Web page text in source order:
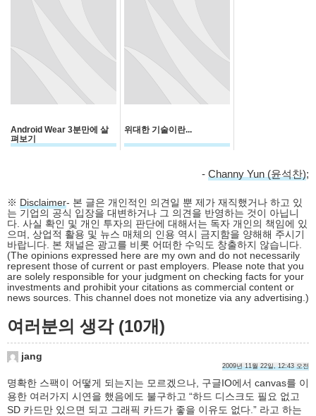
Android Wear 3분만에 살
펴보기
위대한 기술이란...
- Channy Yun (윤석찬);
※ Disclaimer- 본 글은 개인적인 의견일 뿐 제가 재직했거나 하고 있
는 기업의 공식 입장을 대변하거나 그 의견을 반영하는 것이 아닙니
다. 사실 확인 및 개인 투자의 판단에 대해서는 독자 개인의 책임에 있
으며, 상업적 활용 및 뉴스 매체의 인용 역시 금지함을 양해해 주시기
바랍니다. 본 채널은 광고를 비롯 어떠한 수익도 창출하지 않습니다.
(The opinions expressed here are my own and do not necessarily
represent those of current or past employers. Please note that you
are solely responsible for your judgment on checking facts for your
investments and prohibit your citations as commercial content or
news sources. This channel does not monetize via any advertising.)
여러분의 생각 (10개)
jang
2009년 11월 22일, 12:43 오전
명확한 스팩이 어떻게 되는지는 모르겠으나, 구글IO에서 canvas를 이
용한 여러가지 시연을 했음에도 불구하고 “하드 디스크도 필요 없고
SD 카드만 있으면 되고 그래픽 카드가 좋을 이유도 없다.” 라고 하는